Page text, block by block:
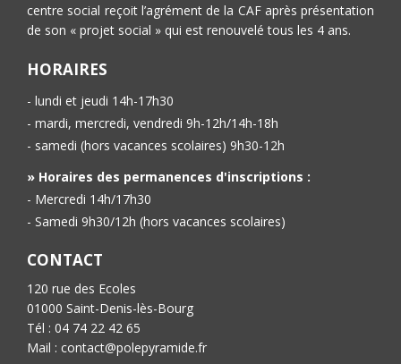
centre social reçoit l’agrément de la CAF après présentation
de son « projet social » qui est renouvelé tous les 4 ans.
HORAIRES
- lundi et jeudi 14h-17h30
- mardi, mercredi, vendredi 9h-12h/14h-18h
- samedi (hors vacances scolaires) 9h30-12h
» Horaires des permanences d'inscriptions :
- Mercredi 14h/17h30
- Samedi 9h30/12h (hors vacances scolaires)
CONTACT
120 rue des Ecoles
01000 Saint-Denis-lès-Bourg
Tél : 04 74 22 42 65
Mail : contact@polepyramide.fr